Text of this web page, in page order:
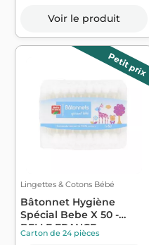
Voir le produit
Petit prix
Lingettes & Cotons Bébé
Bâtonnet Hygiène
Spécial Bebe X 50 -
BELLE FRANCE
Carton de 24 pièces